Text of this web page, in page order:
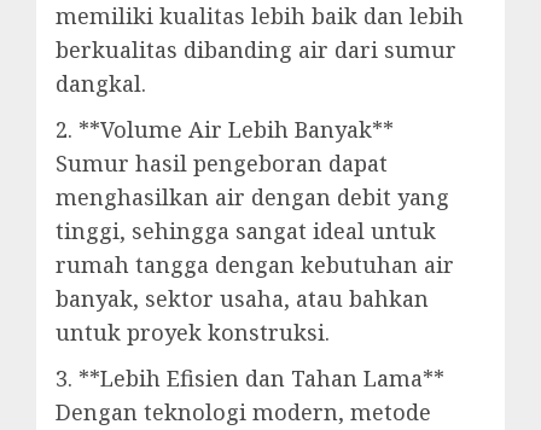
memiliki kualitas lebih baik dan lebih
berkualitas dibanding air dari sumur
dangkal.
2. **Volume Air Lebih Banyak**
Sumur hasil pengeboran dapat
menghasilkan air dengan debit yang
tinggi, sehingga sangat ideal untuk
rumah tangga dengan kebutuhan air
banyak, sektor usaha, atau bahkan
untuk proyek konstruksi.
3. **Lebih Efisien dan Tahan Lama**
Dengan teknologi modern, metode